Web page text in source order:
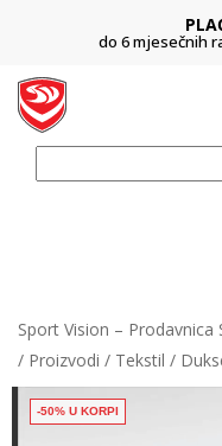
do 6 mjesečnih
Sport Vision –
Proizvodi
Tekstil
-50% U KORPI